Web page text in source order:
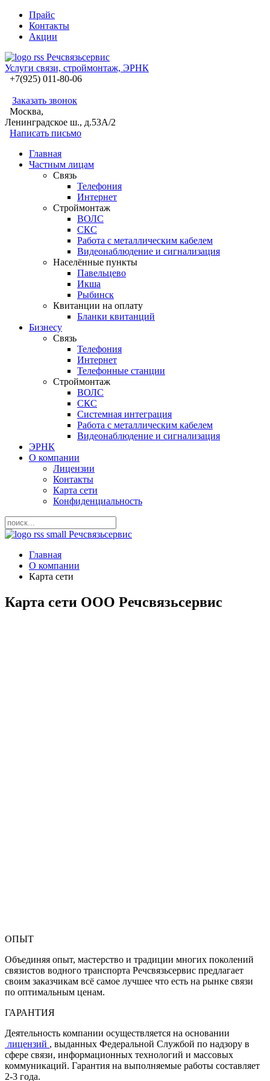
Прайс
Контакты
Акции
Речсвязьсервис
Услуги связи, строймонтаж, ЭРНК
+7(925) 011-80-06
Заказать звонок
Москва,
Ленинградское ш., д.53А/2
Написать письмо
Главная
Частным лицам
Связь
Телефония
Интернет
Строймонтаж
ВОЛС
СКС
Работа с металлическим кабелем
Видеонаблюдение и сигнализация
Населённые пункты
Павельцево
Икша
Рыбинск
Квитанции на оплату
Бланки квитанций
Бизнесу
Связь
Телефония
Интернет
Телефонные станции
Строймонтаж
ВОЛС
СКС
Системная интеграция
Работа с металлическим кабелем
Видеонаблюдение и сигнализация
ЭРНК
О компании
Лицензии
Контакты
Карта сети
Конфиденциальность
Речсвязьсервис
Главная
О компании
Карта сети
Карта сети ООО Речсвязьсервис
ОПЫТ
Объединяя опыт, мастерство и традиции многих поколений
связистов водного транспорта Речсвязьсервис предлагает
своим заказчикам всё самое лучшее что есть на рынке связи
по оптимальным ценам.
ГАРАНТИЯ
Деятельность компании осуществляется на основании
лицензий , выданных Федеральной Службой по надзору в
сфере связи, информационных технологий и массовых
коммуникаций. Гарантия на выполняемые работы составляет
2-3 года.